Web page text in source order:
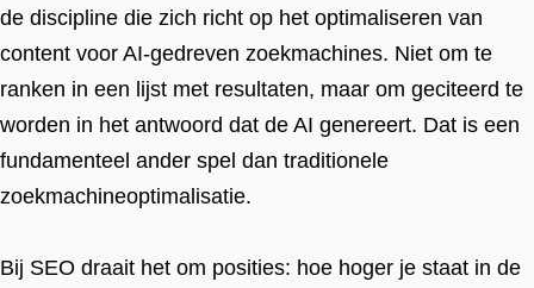
de discipline die zich richt op het optimaliseren van
content voor AI-gedreven zoekmachines. Niet om te
ranken in een lijst met resultaten, maar om geciteerd te
worden in het antwoord dat de AI genereert. Dat is een
fundamenteel ander spel dan traditionele
zoekmachineoptimalisatie.
Bij SEO draait het om posities: hoe hoger je staat in de